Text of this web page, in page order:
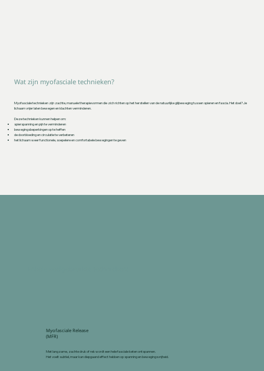
Wat zijn myofasciale technieken?
Myofasciale technieken zijn zachte, manuele therapievormen die zich richten op het herstellen van de natuurlijke glijbeweging tussen spieren en fascia. Het doel? Je
lichaam vrijer laten bewegen en klachten verminderen.
Deze technieken kunnen helpen om:
spierspanning en pijn te verminderen
bewegingsbeperkingen op te heffen
de doorbloeding en circulatie te verbeteren
het lichaam weer functionele, soepelere en comfortabele bewegingen te geven
Myofasciale Release
(MFR)
Met langzame, zachte druk of rek wordt een hele fasciale keten ontspannen.
Het voelt subtiel, maar kan diepgaand effect hebben op spanning en bewegingsvrijheid.